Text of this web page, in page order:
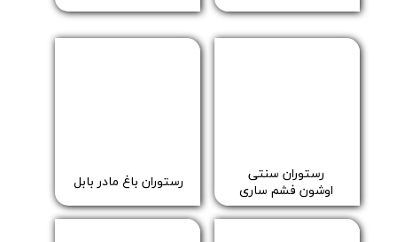
​رستوران سنتی
​​​​​​​اوشون فشم ساری
​​رستوران باغ مادر بابل